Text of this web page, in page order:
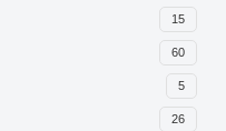
15
60
5
26